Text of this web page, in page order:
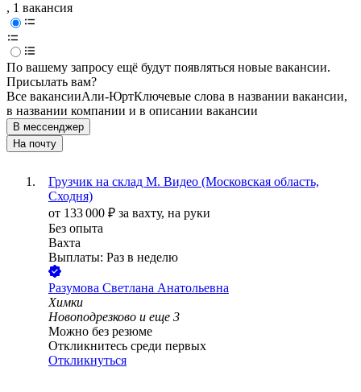
, 1 вакансия
По вашему запросу ещё будут появляться новые вакансии.
Присылать вам?
Все вакансииАли-ЮртКлючевые слова в названии вакансии,
в названии компании и в описании вакансии
В мессенджер
На почту
Грузчик на склад М. Видео (Московская область,
Сходня)
от 133 000 ₽ за вахту, на руки
Без опыта
Вахта
Выплаты: Раз в неделю
Разумова Светлана Анатольевна
Химки
Новоподрезково и еще 3
Можно без резюме
Откликнитесь среди первых
Откликнуться